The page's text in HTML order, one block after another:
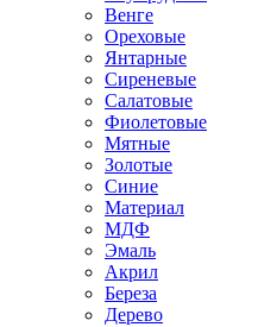
Венге
Ореховые
Янтарные
Сиреневые
Салатовые
Фиолетовые
Мятные
Золотые
Синие
Материал
МДФ
Эмаль
Акрил
Береза
Дерево